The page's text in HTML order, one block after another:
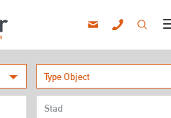
010 -
info@mlnr.nl
Type Object